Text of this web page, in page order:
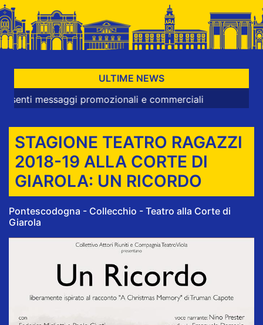
ULTIME NEWS
promozionali e commerciali
STAGIONE TEATRO RAGAZZI
2018-19 ALLA CORTE DI
GIAROLA: UN RICORDO
Pontescodogna - Collecchio - Teatro alla Corte di
Giarola